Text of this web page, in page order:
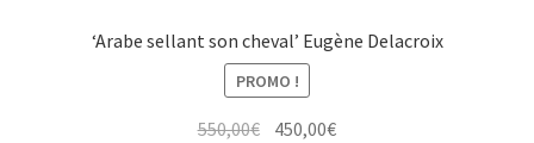
‘Arabe sellant son cheval’ Eugène Delacroix
PROMO !
550,00€ Le450,00€Le